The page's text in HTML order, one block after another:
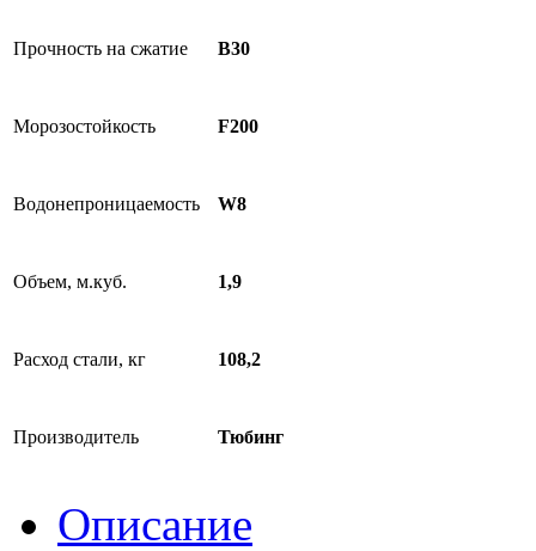
Прочность на сжатие B30
Морозостойкость F200
Водонепроницаемость W8
Объем, м.куб. 1,9
Расход стали, кг 108,2
Производитель Тюбинг
Описание